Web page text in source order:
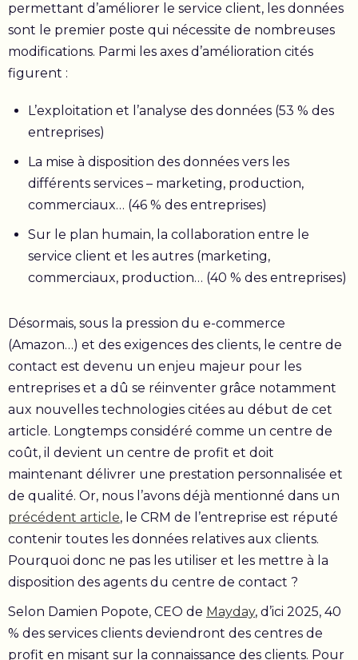
permettant d’améliorer le service client, les données
sont le premier poste qui nécessite de nombreuses
modifications. Parmi les axes d’amélioration cités
figurent :
L’exploitation et l’analyse des données (53 % des
entreprises)
La mise à disposition des données vers les
différents services – marketing, production,
commerciaux… (46 % des entreprises)
Sur le plan humain, la collaboration entre le
service client et les autres (marketing,
commerciaux, production… (40 % des entreprises)
Désormais, sous la pression du e-commerce
(Amazon…) et des exigences des clients, le centre de
contact est devenu un enjeu majeur pour les
entreprises et a dû se réinventer grâce notamment
aux nouvelles technologies citées au début de cet
article. Longtemps considéré comme un centre de
coût, il devient un centre de profit et doit
maintenant délivrer une prestation personnalisée et
de qualité. Or, nous l’avons déjà mentionné dans un
précédent article, le CRM de l’entreprise est réputé
contenir toutes les données relatives aux clients.
Pourquoi donc ne pas les utiliser et les mettre à la
disposition des agents du centre de contact ?
Selon Damien Popote, CEO de Mayday, d’ici 2025, 40
% des services clients deviendront des centres de
profit en misant sur la connaissance des clients. Pour